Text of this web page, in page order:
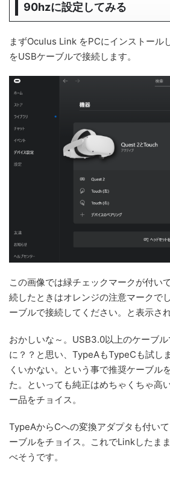
90hzに設定してみる
まずOculus Link をPCにインストール
をUSBケーブルで接続します。
この画像では緑チェックマークが付い
続したときはオレンジの注意マークで
ーブルで接続してください。と表示さ
おかしいな～。USB3.0以上のケーブ
に？？と思い、TypeAもTypeCも試し
くいかない。という事で推奨ケーブル
た。といっても純正はめちゃくちゃ高
ー品をチョイス。
TypeAからCへの変換アダプタも付い
ーブルをチョイス。これでLinkしたま
べそうです。